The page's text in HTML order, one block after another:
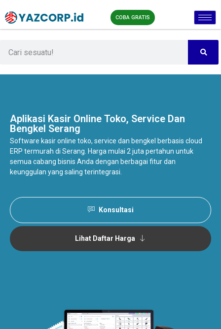
COBA GRATIS
Aplikasi Kasir Online Toko, Service Dan
Bengkel Serang
Software kasir online toko, service dan bengkel berbasis cloud
ERP termurah di Serang. Harga mulai 2 juta pertahun untuk
semua cabang bisnis Anda dengan berbagai fitur dan
keunggulan yang saling terintegrasi.
Konsultasi
Lihat Daftar Harga